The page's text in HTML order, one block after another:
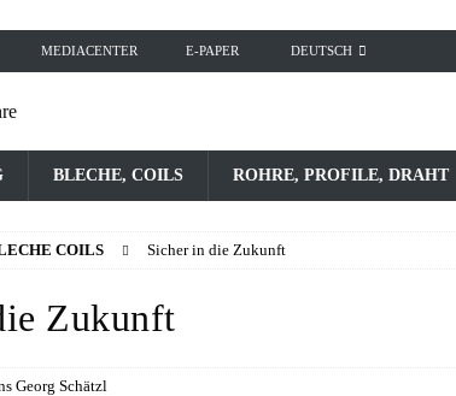
MEDIACENTER E-PAPER DEUTSCH
BLECHE, COILS ROHRE, PROFILE, DRAHT
COILS Sicher in die Zukunft
Zukunft
Georg Schätzl